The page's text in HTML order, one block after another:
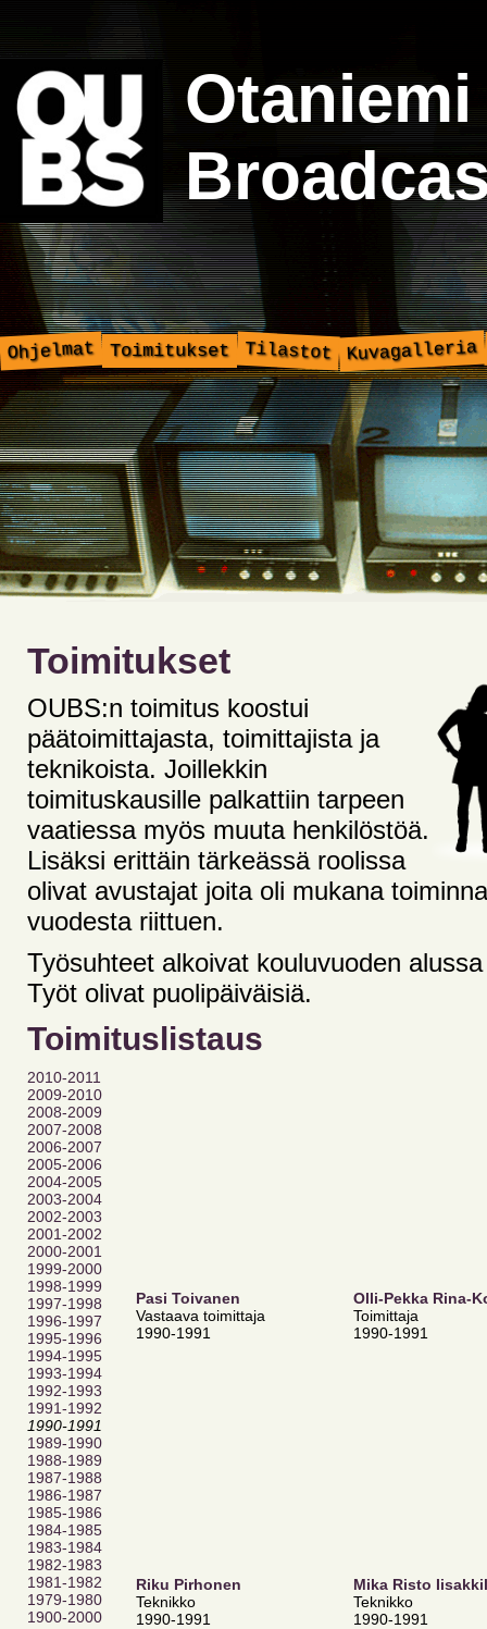
Ohjelmat Toimitukset Tilastot Kuvagalleria
Toimitukset
OUBS:n toimitus koostui
päätoimittajasta, toimittajista ja
teknikoista. Joillekkin
toimituskausille palkattiin tarpeen
vaatiessa myös muuta henkilöstöä.
Lisäksi erittäin tärkeässä roolissa
olivat avustajat joita oli mukana
vuodesta riittuen.
Työsuhteet alkoivat kouluvuoden
Työt olivat puolipäiväisiä.
Toimituslistaus
2010-2011
2009-2010
2008-2009
2007-2008
2006-2007
2005-2006
2004-2005
2003-2004
2002-2003
2001-2002
2000-2001
1999-2000
1998-1999
1997-1998
1996-1997
1995-1996
1994-1995
1993-1994
1992-1993
1991-1992
1990-1991
1989-1990
1988-1989
1987-1988
1986-1987
1985-1986
1984-1985
1983-1984
1982-1983
1981-1982
1979-1980
1900-2000
Pasi Toivanen
Vastaava toimittaja
1990-1991
Olli-Pekka Rina-
Toimittaja
1990-1991
Riku Pirhonen
Teknikko
1990-1991
Mika Risto
Teknikko
1990-1991